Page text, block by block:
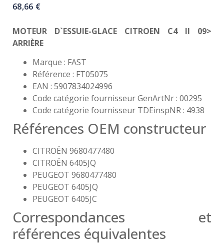
68,66 €
MOTEUR D`ESSUIE-GLACE CITROEN C4 II 09>
ARRIÈRE
Marque : FAST
Référence : FT05075
EAN : 5907834024996
Code catégorie fournisseur GenArtNr : 00295
Code catégorie fournisseur TDEinspNR : 4938
Références OEM constructeur
CITROËN 9680477480
CITROËN 6405JQ
PEUGEOT 9680477480
PEUGEOT 6405JQ
PEUGEOT 6405JC
Correspondances et
références équivalentes